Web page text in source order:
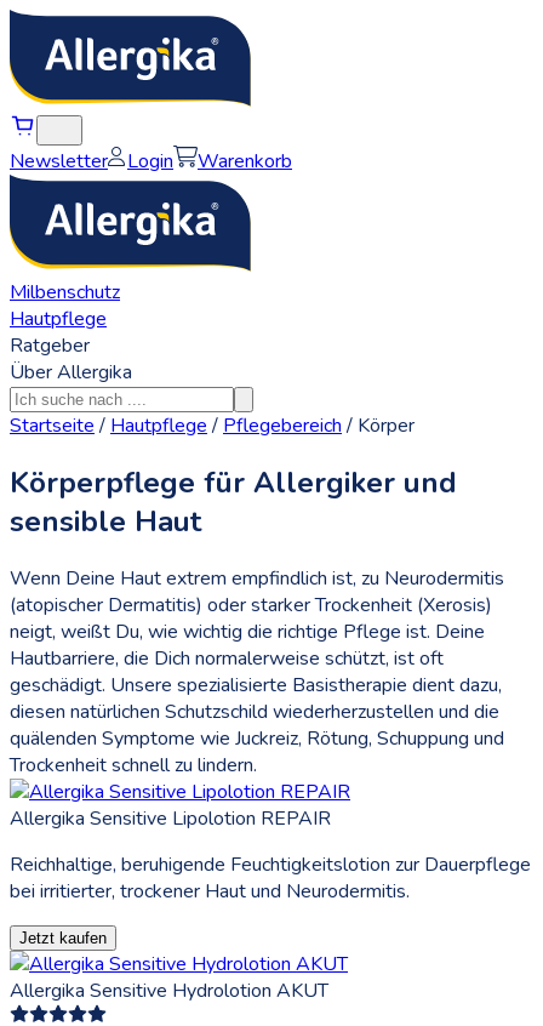
Newsletter Login Warenkorb
Milbenschutz
Hautpflege
Ratgeber
Über Allergika
Startseite / Hautpflege / Pflegebereich / Körper
Körperpflege für Allergiker und
sensible Haut
Wenn Deine Haut extrem empfindlich ist, zu Neurodermitis
(atopischer Dermatitis) oder starker Trockenheit (Xerosis)
neigt, weißt Du, wie wichtig die richtige Pflege ist. Deine
Hautbarriere, die Dich normalerweise schützt, ist oft
geschädigt. Unsere spezialisierte Basistherapie dient dazu,
diesen natürlichen Schutzschild wiederherzustellen und die
quälenden Symptome wie Juckreiz, Rötung, Schuppung und
Trockenheit schnell zu lindern.
Allergika Sensitive Lipolotion REPAIR
Reichhaltige, beruhigende Feuchtigkeitslotion zur Dauerpflege
bei irritierter, trockener Haut und Neurodermitis.
Jetzt kaufen
Allergika Sensitive Hydrolotion AKUT